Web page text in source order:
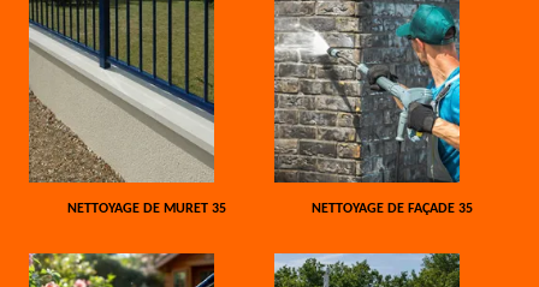
NETTOYAGE DE MURET 35 NETTOYAGE DE FAÇADE 35